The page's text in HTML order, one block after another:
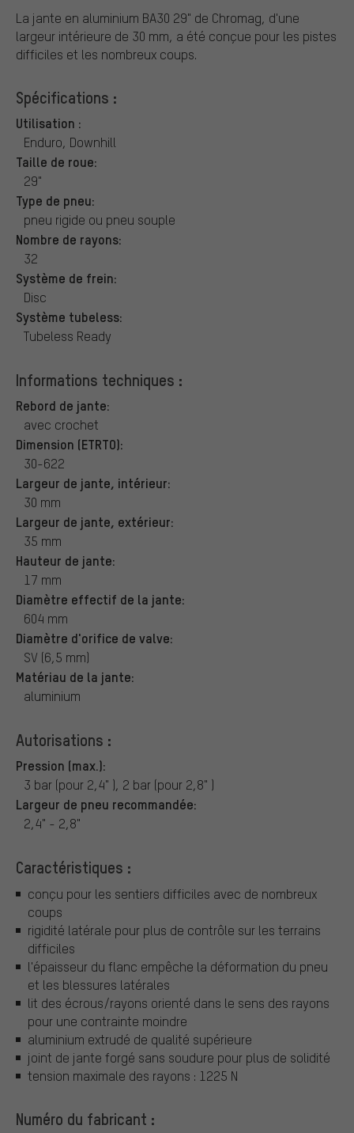
La jante en aluminium BA30 29" de Chromag, d'une
largeur intérieure de 30 mm, a été conçue pour les pistes
difficiles et les nombreux coups.
Spécifications :
Utilisation :
Enduro, Downhill
Taille de roue:
29"
Type de pneu:
pneu rigide ou pneu souple
Nombre de rayons:
32
Système de frein:
Disc
Système tubeless:
Tubeless Ready
Informations techniques :
Rebord de jante:
avec crochet
Dimension (ETRTO):
30-622
Largeur de jante, intérieur:
30 mm
Largeur de jante, extérieur:
35 mm
Hauteur de jante:
17 mm
Diamètre effectif de la jante:
604 mm
Diamètre d'orifice de valve:
SV (6,5 mm)
Matériau de la jante:
aluminium
Autorisations :
Pression (max.):
3 bar (pour 2,4" ), 2 bar (pour 2,8" )
Largeur de pneu recommandée:
2,4" - 2,8"
Caractéristiques :
conçu pour les sentiers difficiles avec de nombreux
coups
rigidité latérale pour plus de contrôle sur les terrains
difficiles
l'épaisseur du flanc empêche la déformation du pneu
et les blessures latérales
lit des écrous/rayons orienté dans le sens des rayons
pour une contrainte moindre
aluminium extrudé de qualité supérieure
joint de jante forgé sans soudure pour plus de solidité
tension maximale des rayons : 1225 N
Numéro du fabricant :